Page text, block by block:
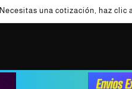
Necesitas una cotización, haz clic